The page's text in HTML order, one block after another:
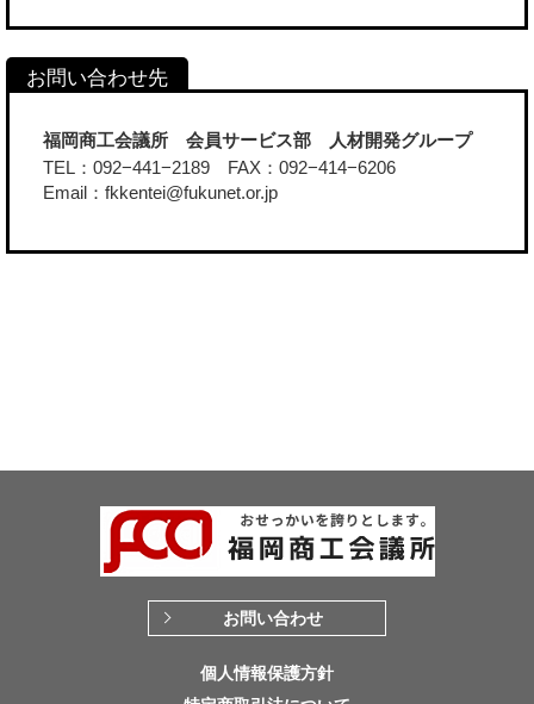
福岡商工会議所 会員サービス部 人材開発グループ
TEL：092−441−2189 FAX：092−414−6206
Email：fkkentei@fukunet.or.jp
お問い合わせ
個人情報保護方針